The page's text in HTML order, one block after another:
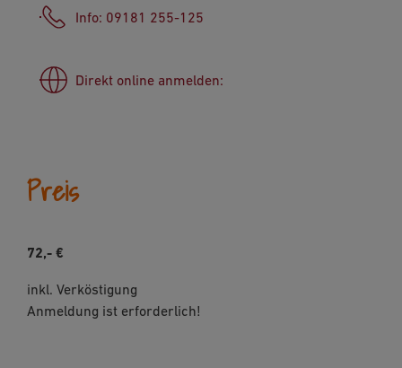
Info: 09181 255-125
Direkt online anmelden:
Preis
72,- €
inkl. Verköstigung
Anmeldung ist erforderlich!